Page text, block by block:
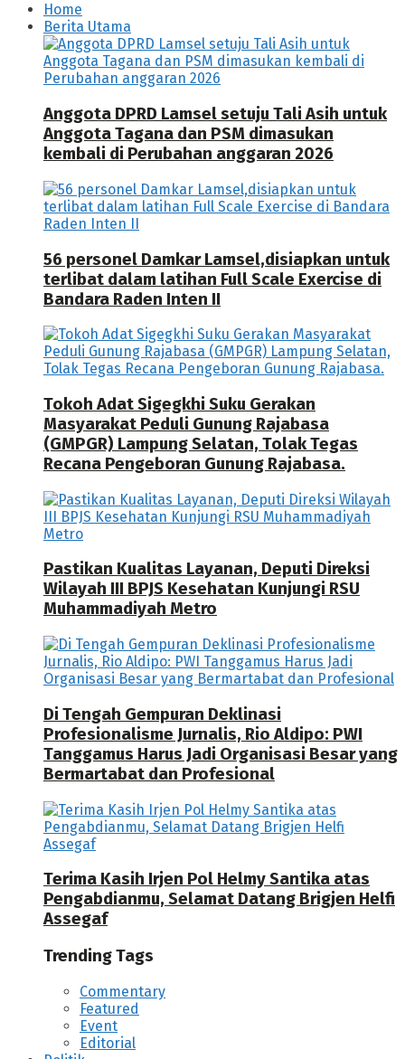
Home
Berita Utama
Anggota DPRD Lamsel setuju Tali Asih untuk
Anggota Tagana dan PSM dimasukan
kembali di Perubahan anggaran 2026
56 personel Damkar Lamsel,disiapkan untuk
terlibat dalam latihan Full Scale Exercise di
Bandara Raden Inten II
Tokoh Adat Sigegkhi Suku Gerakan
Masyarakat Peduli Gunung Rajabasa
(GMPGR) Lampung Selatan, Tolak Tegas
Recana Pengeboran Gunung Rajabasa.
Pastikan Kualitas Layanan, Deputi Direksi
Wilayah III BPJS Kesehatan Kunjungi RSU
Muhammadiyah Metro
Di Tengah Gempuran Deklinasi
Profesionalisme Jurnalis, Rio Aldipo: PWI
Tanggamus Harus Jadi Organisasi Besar yang
Bermartabat dan Profesional
Terima Kasih Irjen Pol Helmy Santika atas
Pengabdianmu, Selamat Datang Brigjen Helfi
Assegaf
Trending Tags
Commentary
Featured
Event
Editorial